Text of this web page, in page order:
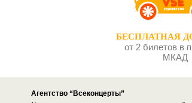
БЕСПЛАТНАЯ
от 2 билетов в
МКАД
Агентство “Всеконцерты”